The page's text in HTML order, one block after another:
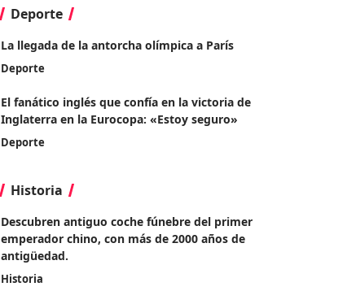
Deporte
La llegada de la antorcha olímpica a París
Deporte
El fanático inglés que confía en la victoria de
Inglaterra en la Eurocopa: «Estoy seguro»
Deporte
Historia
Descubren antiguo coche fúnebre del primer
emperador chino, con más de 2000 años de
antigüedad.
Historia